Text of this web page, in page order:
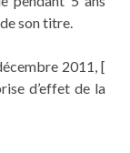
son titre.
2011, [
d’effet de la